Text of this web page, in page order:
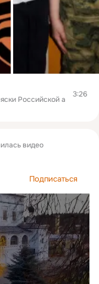
Российской армии
3:26
видео
Подписаться